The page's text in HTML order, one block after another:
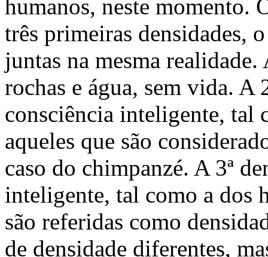
humanos, neste momento.
três primeiras densidades,
juntas na mesma realidade.
rochas e água, sem vida. A
consciência inteligente, tal
aqueles que são
caso do chimpanzé. A 3ª
inteligente, tal como a dos
são referidas como
de densidade diferentes,